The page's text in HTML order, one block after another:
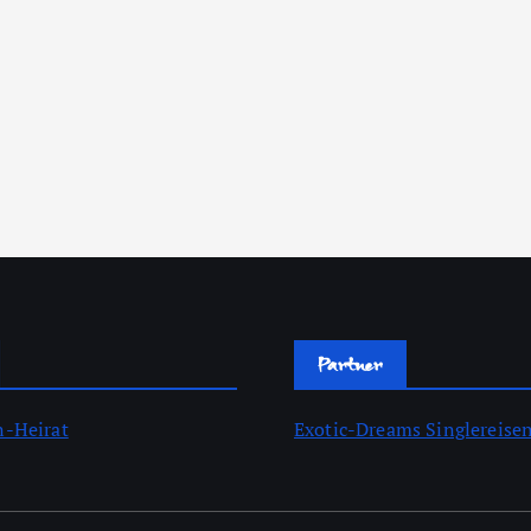
Heirat
Partner
Exotic-Dreams